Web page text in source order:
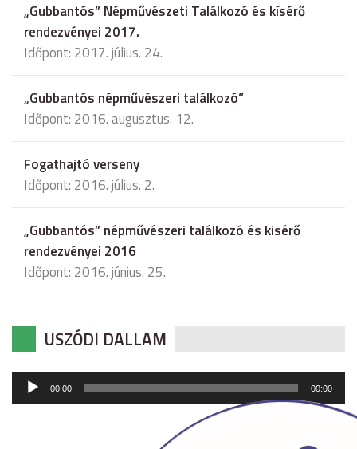
„Gubbantós” Népművészeti Találkozó és kísérő
rendezvényei 2017.
Időpont: 2017. július. 24.
„Gubbantós népművészeri találkozó”
Időpont: 2016. augusztus. 12.
Fogathajtó verseny
Időpont: 2016. július. 2.
„Gubbantós” népművészeri találkozó és kisérő
rendezvényei 2016
Időpont: 2016. június. 25.
USZÓDI DALLAM
Audió
lejátszó
00:00 00:00